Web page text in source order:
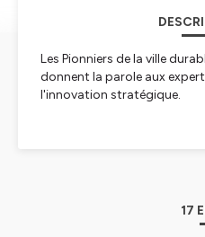
Les Pionniers de la ville
donnent la parole aux
l'innovation stratégique.
17